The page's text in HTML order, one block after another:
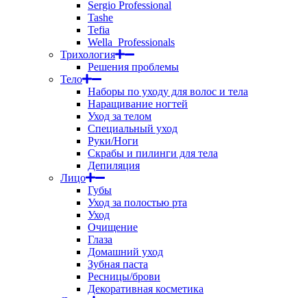
Sergio Professional
Tashe
Tefia
Wella_Professionals
Трихология
Решения проблемы
Тело
Наборы по уходу для волос и тела
Наращивание ногтей
Уход за телом
Специальный уход
Руки/Ноги
Скрабы и пилинги для тела
Депиляция
Лицо
Губы
Уход за полостью рта
Уход
Очищение
Глаза
Домашний уход
Зубная паста
Ресницы/брови
Декоративная косметика